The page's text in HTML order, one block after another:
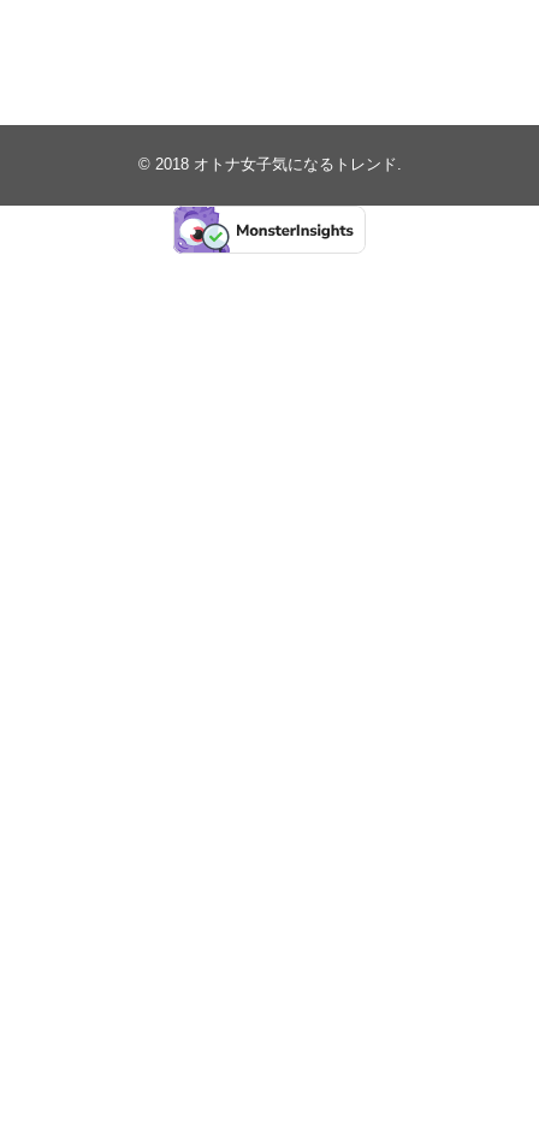
© 2018 オトナ女子気になるトレンド.